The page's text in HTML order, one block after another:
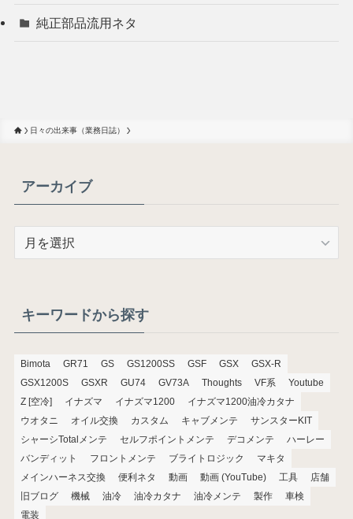
純正部品流用ネタ
日々の出来事（業務日誌）
アーカイブ
ブキーワードから探す
Bimota GR71 GS GS1200SS GSF GSX
GSX-R
GSX1200S
GSXR GU74 GV73A Thoughts VF系
Youtube
Z [空冷]
イナズマ イナズマ1200
イナズマ1200油冷カタナ
ウオタニ
オイル交換 カスタム キャブメンテ
サンスターKIT
シャーシTotalメンテ
セルフポイントメンテ デコメンテ
ハーレー
バンディット
フロントメンテ ブライトロジック
マキタ
メインハーネス交換
便利ネタ 動画 動画 (YouTube) 工具
店舗
旧ブログ
機械 油冷 油冷カタナ 油冷メンテ 製作
車検
電装